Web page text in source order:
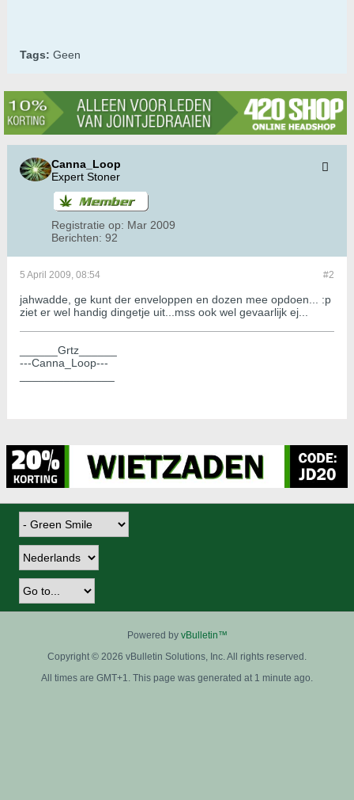
Tags: Geen
Canna_Loop
Expert Stoner
Registratie op: Mar 2009
Berichten: 92
#2
5 April 2009, 08:54
jahwadde, ge kunt der enveloppen en dozen mee opdoen... :p
ziet er wel handig dingetje uit...mss ook wel gevaarlijk ej...
______Grtz______
---Canna_Loop---
Powered by vBulletin™
Copyright © 2026 vBulletin Solutions, Inc. All rights reserved.
All times are GMT+1. This page was generated at 1 minute ago.